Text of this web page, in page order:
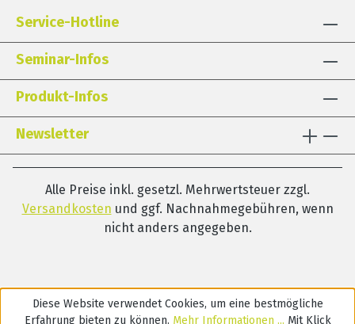
sich auf den Bereich der Kindersprache spezialisiert
2022 arbeitet sie als klinische Linguistin in der
und Therapieschwerpunkte liegen auf der Therapie
assoziiert mit zusätzlichen
Entwicklungseinschränkungen (Syndrom oder
kombinierte umschriebene Entwicklungsstörung).
Weitere Themenfelder sind: Mehrsprachigkeit,
Pragmatik sowie Sprachentwicklung und ihre
Service-Hotline
Seminar-Infos
Produkt-Infos
Newsletter
Alle Preise inkl. gesetzl. Mehrwertsteuer zzgl.
Versandkosten und ggf. Nachnahmegebühren, wenn
nicht anders angegeben.
Diese Website verwendet Cookies, um eine bestmögliche
Erfahrung bieten zu können. Mehr Informationen ... Mit Klick